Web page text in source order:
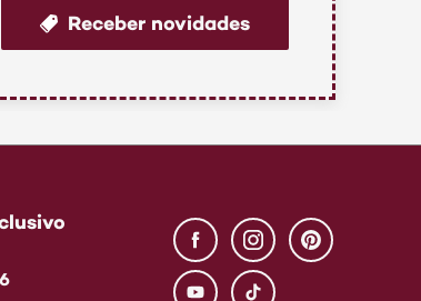
Receber novidades